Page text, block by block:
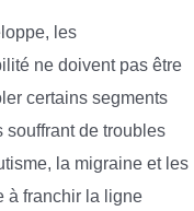
les
ne doivent pas être
certains segments
de troubles
la migraine et les
à franchir la ligne